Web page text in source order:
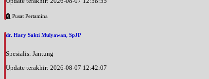
Pusat Pertamina
dr. Hary Sakti Mulyawan, SpJP
Spesialis: Jantung
Update terakhir: 2026-08-07 12:42:07